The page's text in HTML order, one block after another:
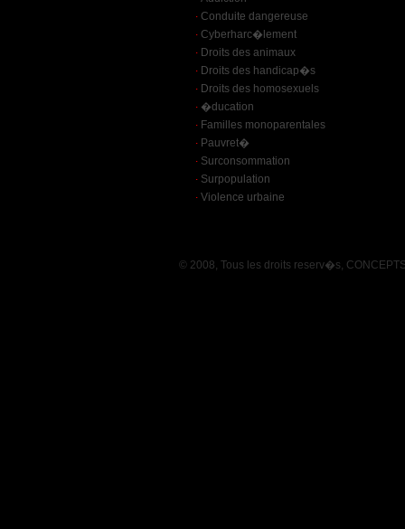
. Conduite dangereuse
. Cyberharc�lement
. Droits des animaux
. Droits des handicap�s
. Droits des homosexuels
. �ducation
. Familles monoparentales
. Pauvret�
. Surconsommation
. Surpopulation
. Violence urbaine
© 2008, Tous les droits reserv�s,